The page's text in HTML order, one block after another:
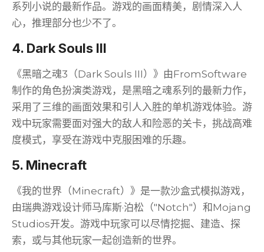
系列小说的最新作品。游戏的画面精美，剧情深入人
心，推理部分也少不了。
4. Dark Souls III
《黑暗之魂3（Dark Souls III）》由FromSoftware
制作的角色扮演类游戏，是黑暗之魂系列的最新力作，
采用了三维的画面效果和引人入胜的单机游戏体验。游
戏中玩家需要面对强大的敌人和险恶的关卡，挑战高难
度模式，享受在游戏中克服困难的乐趣。
5. Minecraft
《我的世界（Minecraft）》是一款沙盒式模拟游戏，
由瑞典游戏设计师马库斯·泊松（"Notch"）和Mojang
Studios开发。游戏中玩家可以尽情挖掘、建造、探
索，或与其他玩家一起创造新的世界。